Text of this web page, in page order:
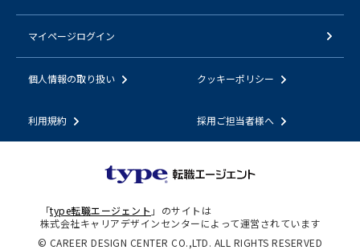
マイページログイン
個人情報の取り扱い クッキーポリシー
利用規約 採用ご担当者様へ
「type転職エージェント 」のサイトは
株式会社キャリアデザインセンターによって運営されています
© CAREER DESIGN CENTER CO.,LTD. ALL RIGHTS RESERVED